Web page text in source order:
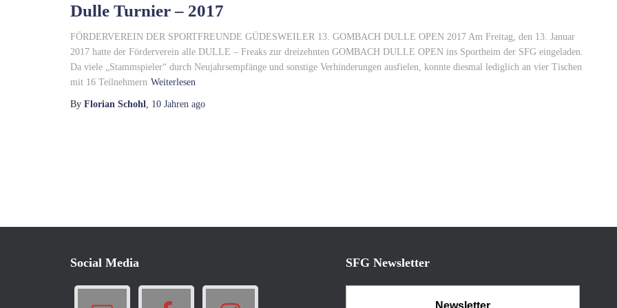
Dulle Turnier – 2017
FÖRDERVEREIN DER SPORTFREUNDE GÜDESWEILER 13. GOMBACH DULLE OPEN 2017 Am Freitag, den 13. Januar
2017 hatte der Förderverein alle DULLE – Freaks zur dreizehnten GOMBACH DULLE OPEN ins Sportheim der SFG eingeladen.
Da viele „Stammspieler“ durch Neujahrsempfänge und sonstige Verhinderungen ausfielen, konnte diesmal lediglich an vier Tischen
mit 16 Teilnehmern Weiterlesen
By Florian Schohl, 10 Jahren ago
Social Media SFG Newsletter
Newsletter